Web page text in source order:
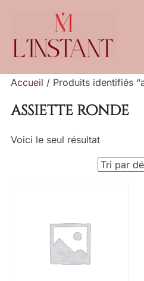
contenu
Accueil / Produits identifiés
assiette ronde
Voici le seul résultat